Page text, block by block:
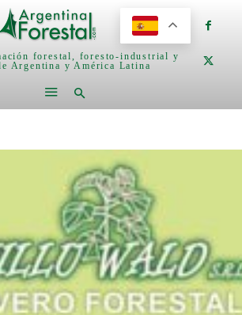
forestal, foresto-industrial y
Argentina y América Latina